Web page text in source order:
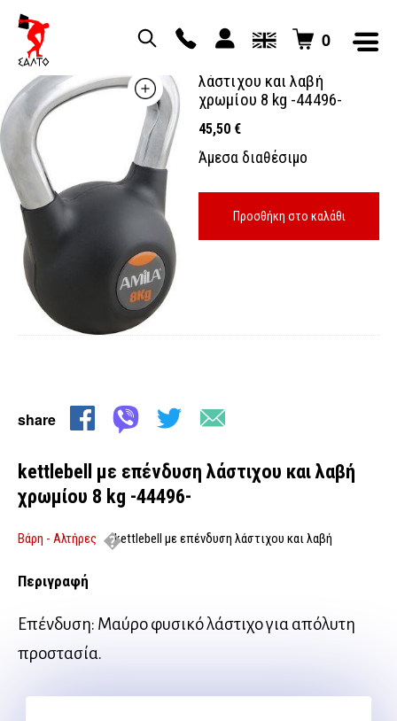
0
λάστιχου και λαβή
χρωμίου 8 kg -44496-
45,50 €
Άμεσα διαθέσιμο
Προσθήκη στο καλάθι
share
kettlebell με επένδυση λάστιχου και λαβή
χρωμίου 8 kg -44496-
Βάρη - Αλτήρες
kettlebell με επένδυση λάστιχου και λαβή
Περιγραφή
Επένδυση: Μαύρο φυσικό λάστιχο για απόλυτη
προστασία.